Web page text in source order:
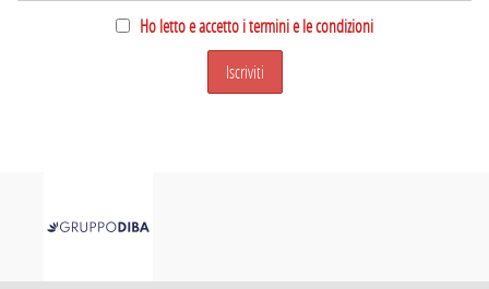
Ho letto e accetto i termini e le condizioni